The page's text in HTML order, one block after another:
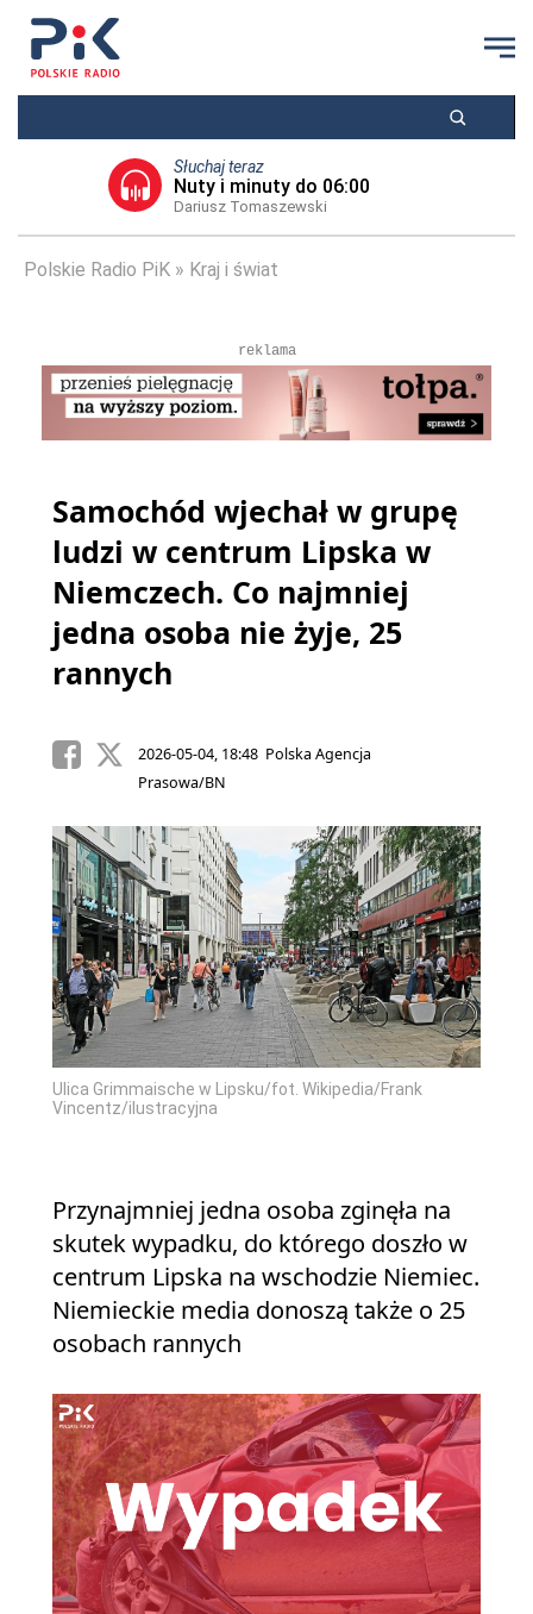
Słuchaj teraz
Nuty i minuty do 06:00
Dariusz Tomaszewski
Polskie Radio PiK Kraj i świat
reklama
Samochód wjechał w grupę
ludzi w centrum Lipska w
Niemczech. Co najmniej
jedna osoba nie żyje, 25
rannych
2026-05-04, 18:48 Polska Agencja
Prasowa/BN
Ulica Grimmaische w Lipsku/fot. Wikipedia/Frank
Vincentz/ilustracyjna
Przynajmniej jedna osoba zginęła na
skutek wypadku, do którego doszło w
centrum Lipska na wschodzie Niemiec.
Niemieckie media donoszą także o 25
osobach rannych